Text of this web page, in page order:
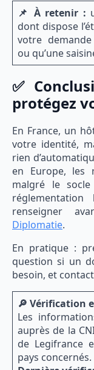
📌 À retenir :
dont dispose
votre
ou qu’une
✅
protégez
En France, un
votre identité,
rien
en Europe, les
malgré le
renseigner
Diplomatie.
En pratique :
question si un
besoin, et
🔎 Vérification
Les
auprès de la
de Legifrance
pays concernés.